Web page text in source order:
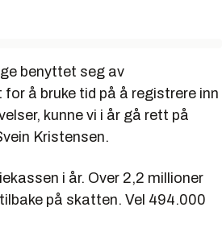
benyttet seg av
å bruke tid på å registrere inn
kunne vi i år gå rett på
Kristensen.
i år. Over 2,2 millioner
på skatten. Vel 494.000